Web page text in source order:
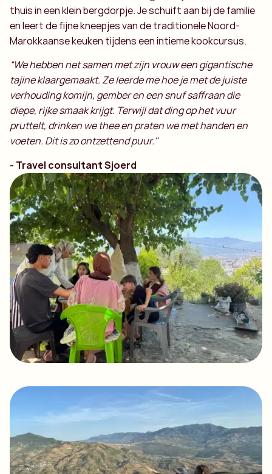
thuis in een klein bergdorpje. Je schuift aan bij de familie
en leert de fijne kneepjes van de traditionele Noord-
Marokkaanse keuken tijdens een intieme kookcursus.
“We hebben net samen met zijn vrouw een gigantische
tajine klaargemaakt. Ze leerde me hoe je met de juiste
verhouding komijn, gember en een snuf saffraan die
diepe, rijke smaak krijgt. Terwijl dat ding op het vuur
pruttelt, drinken we thee en praten we met handen en
voeten. Dit is zo ontzettend puur."
- Travel consultant Sjoerd